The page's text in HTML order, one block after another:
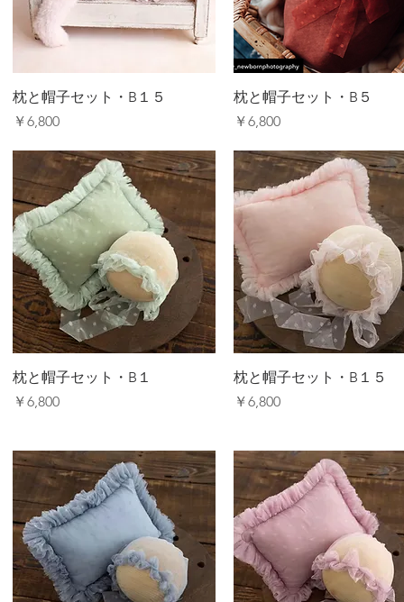
枕と帽子セット・B１５
価格
￥6,800
枕と帽子セット・B５
価格
￥6,800
枕と帽子セット・B１
価格
￥6,800
枕と帽子セット・B１５
価格
￥6,800